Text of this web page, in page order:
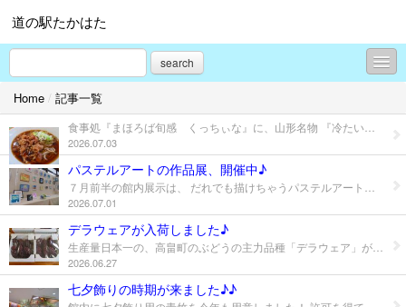
道の駅たかはた
search
HOME
イベント情報
古の里歴史公園 安久津八幡神社
桜開花情報
道の駅周辺の風景
今月の展示コーナー
Home / 記事一覧
2026.07.03
パステルアートの作品展、開催中♪
2026.07.01
デラウェアが入荷しました♪
2026.06.27
七夕飾りの時期が来ました♪♪